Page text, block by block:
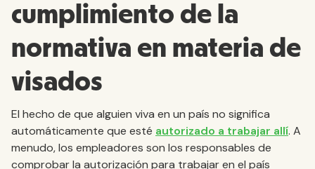
cumplimiento de la
normativa en materia de
visados
El hecho de que alguien viva en un país no significa
automáticamente que esté autorizado a trabajar allí. A
menudo, los empleadores son los responsables de
comprobar la autorización para trabajar en el país